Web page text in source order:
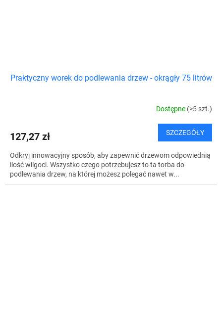
Praktyczny worek do podlewania drzew - okrągły 75 litrów
Dostępne (>5 szt.)
127,27 zł SZCZEGÓŁY
Odkryj innowacyjny sposób, aby zapewnić drzewom odpowiednią
ilość wilgoci. Wszystko czego potrzebujesz to ta torba do
podlewania drzew, na której możesz polegać nawet w...